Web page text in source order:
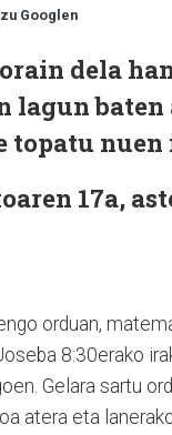
Googlen
dela
lagun baten
topatu
17a,
orduan,
8:30erako
Gelara sartu
atera eta